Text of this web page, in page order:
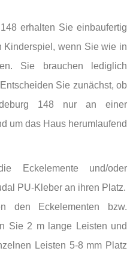
erhalten Sie einbaufertig
Kinderspiel, wenn Sie wie in
Sie brauchen lediglich
Sie zunächst, ob
148 nur an einer
um das Haus herumlaufend
Eckelemente und/oder
PU-Kleber an ihren Platz.
den Eckelementen bzw.
Sie 2 m lange Leisten und
Leisten 5-8 mm Platz